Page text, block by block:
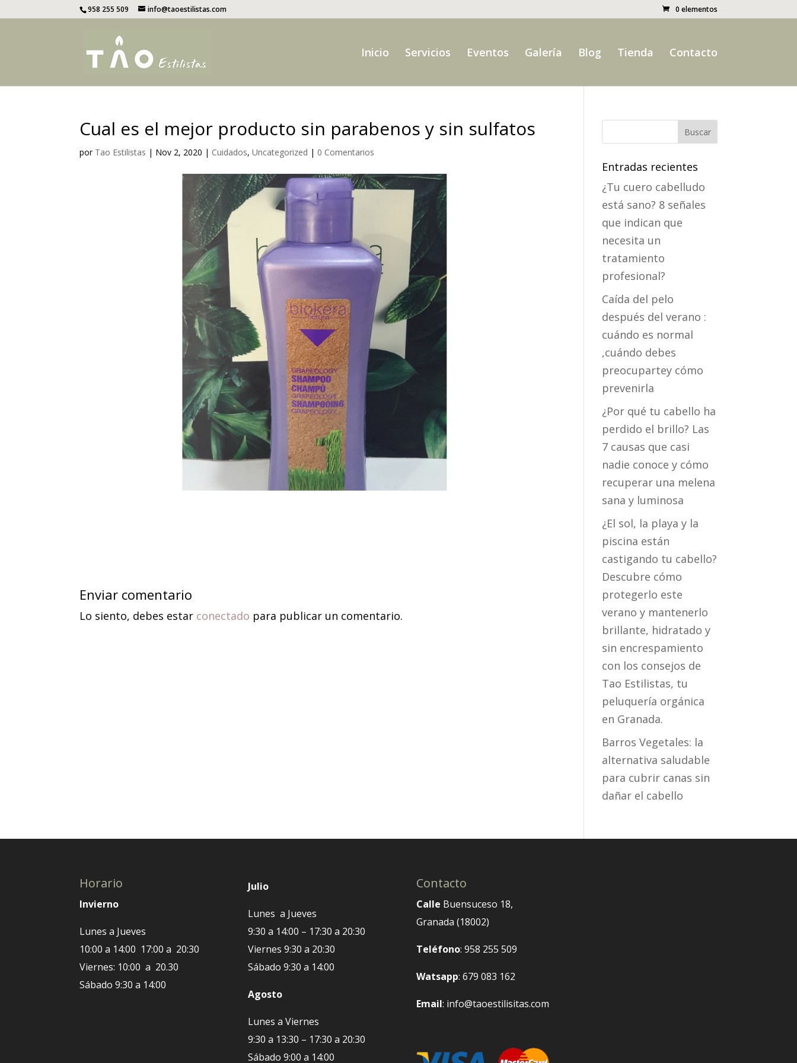
958 255 509 info@taoestilistas.com 0 elementos
Inicio Servicios Eventos Galería Blog Tienda Contacto
Cual es el mejor producto sin parabenos y sin sulfatos
por Tao Estilistas | Nov 2, 2020 | Cuidados,Uncategorized | 0 Comentarios
Enviar comentario
Lo siento, debes estar conectado para publicar un comentario.
Entradas recientes
¿Tu cuero cabelludo
está sano? 8 señales
que indican que
necesita un
tratamiento
profesional?
Caída del pelo
después del verano :
cuándo es normal
,cuándo debes
preocupartey cómo
prevenirla
¿Por qué tu cabello ha
perdido el brillo? Las
7 causas que casi
nadie conoce y cómo
recuperar una melena
sana y luminosa
¿El sol, la playa y la
piscina están
castigando tu cabello?
Descubre cómo
protegerlo este
verano y mantenerlo
brillante, hidratado y
sin encrespamiento
con los consejos de
Tao Estilistas, tu
peluquería orgánica
en Granada.
Barros Vegetales: la
alternativa saludable
para cubrir canas sin
dañar el cabello
Horario
Invierno
Lunes a Jueves
10:00 a 14:00 17:00 a 20:30
Viernes: 10:00 a 20.30
Sábado 9:30 a 14:00
Julio
Lunes a Jueves
9:30 a 14:00 – 17:30 a 20:30
Viernes 9:30 a 20:30
Sábado 9:30 a 14:00
Agosto
Lunes a Viernes
9:30 a 13:30 – 17:30 a 20:30
Sábado 9:00 a 14:00
Contacto
Calle Buensuceso 18,
Granada (18002)
Teléfono: 958 255 509
Watsapp: 679 083 162
Email: info@taoestilisitas.com